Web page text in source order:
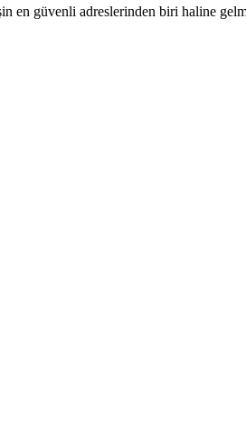
en güvenli adreslerinden biri haline